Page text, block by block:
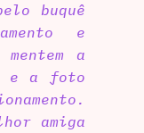
buquê
e
mentem a
e a foto
amiga